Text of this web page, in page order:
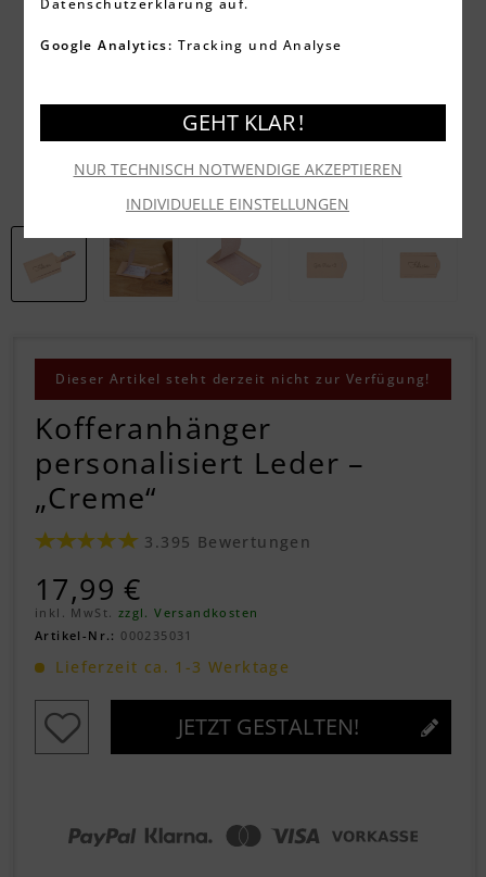
Dieser Artikel steht derzeit nicht zur Verfügung!
Kofferanhänger
personalisiert Leder –
„Creme“
3.395 Bewertungen
17,99 €
inkl. MwSt. zzgl. Versandkosten
Artikel-Nr.: 000235031
Lieferzeit ca. 1-3 Werktage
JETZT GESTALTEN!
Datenschutzerklärung auf.
Google Analytics: Tracking und Analyse
INDIVIDUELLE EINSTELLUNGEN
NUR TECHNISCH NOTWENDIGE AKZEPTIEREN
GEHT KLAR !